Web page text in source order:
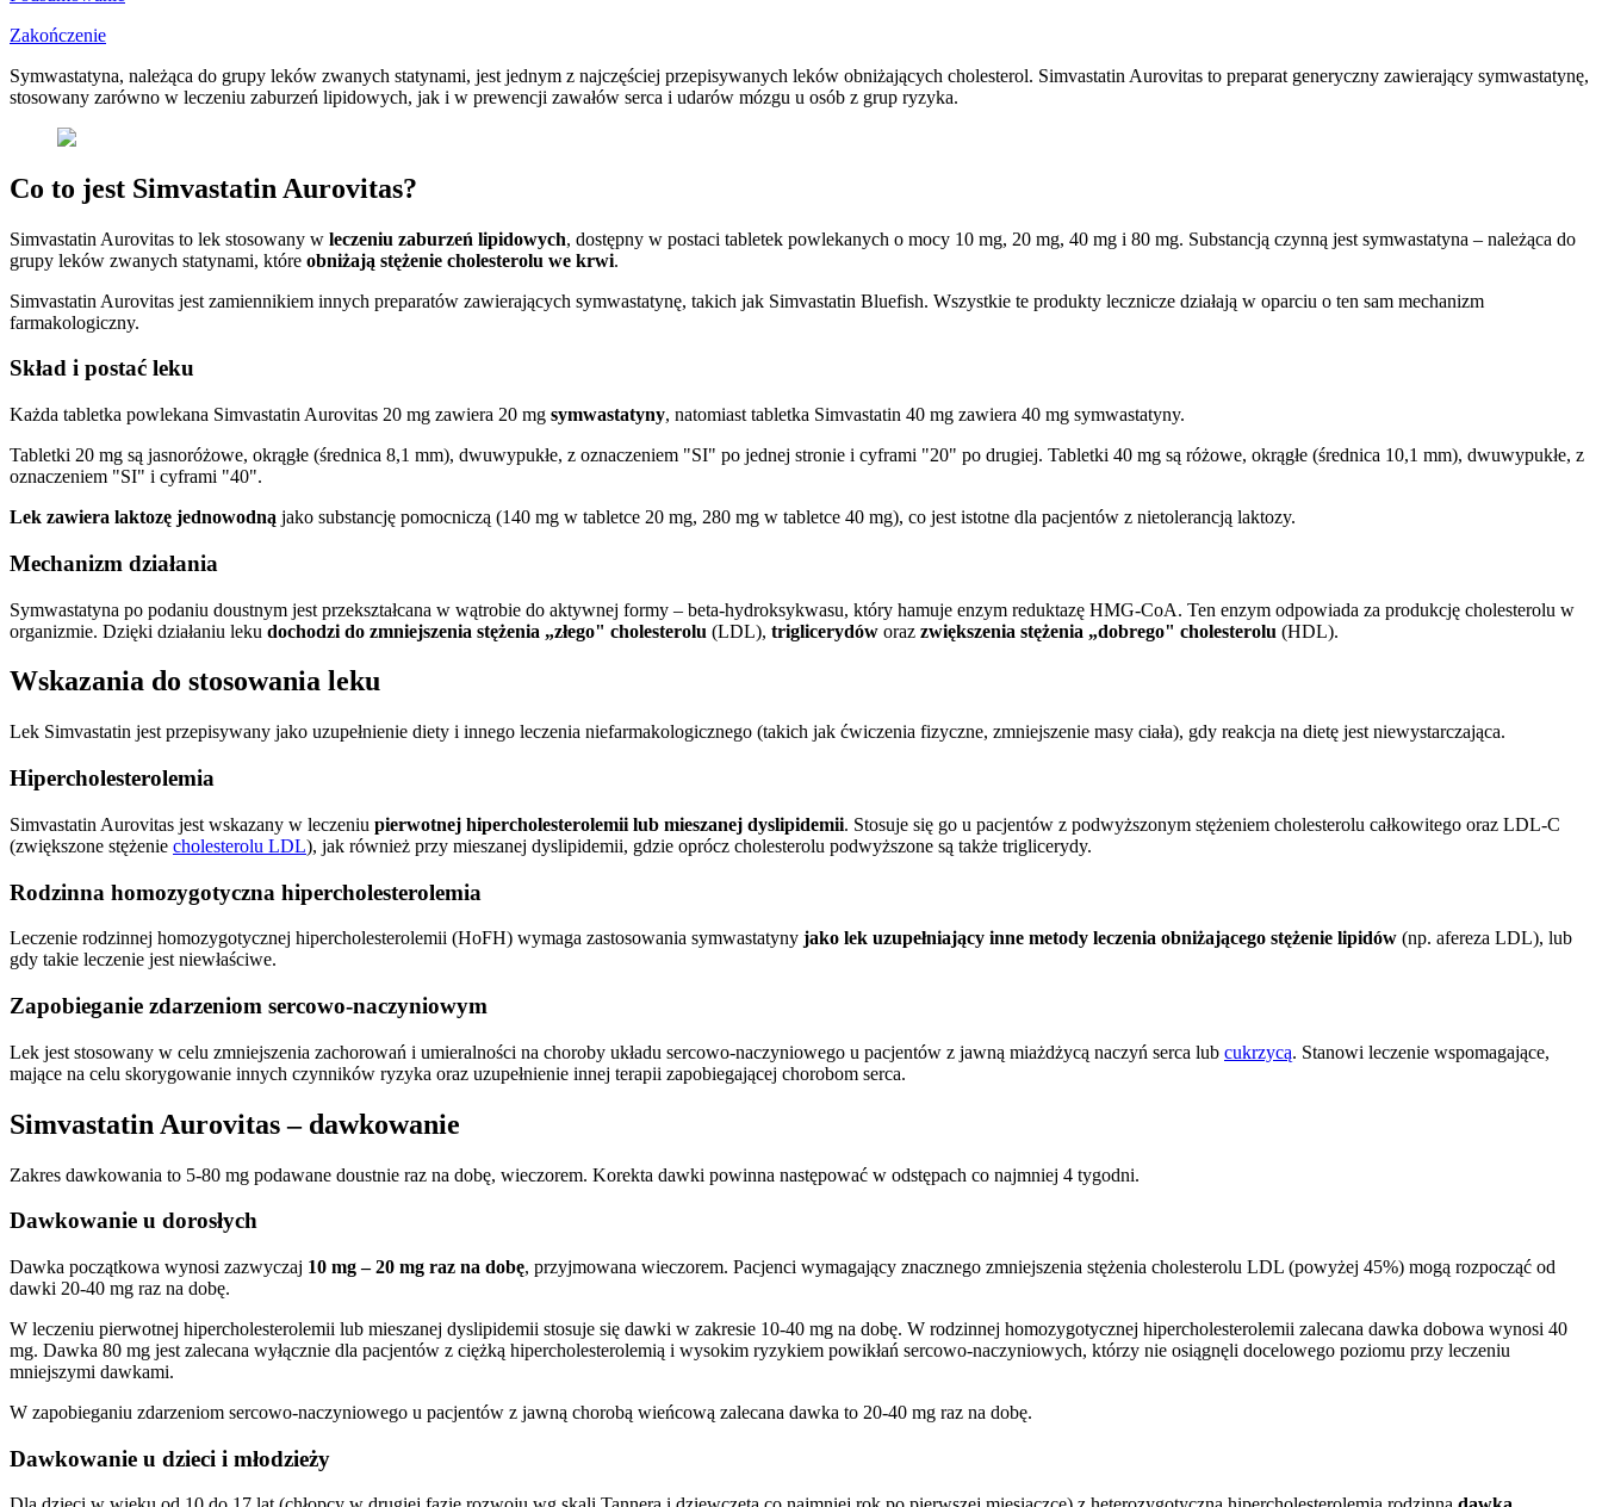
Zakończenie
Symwastatyna, należąca do grupy leków zwanych statynami, jest jednym z najczęściej przepisywanych leków obniżających cholesterol. Simvastatin Aurovitas to preparat generyczny zawierający symwastatynę,
stosowany zarówno w leczeniu zaburzeń lipidowych, jak i w prewencji zawałów serca i udarów mózgu u osób z grup ryzyka.
Co to jest Simvastatin Aurovitas?
Simvastatin Aurovitas to lek stosowany w leczeniu zaburzeń lipidowych, dostępny w postaci tabletek powlekanych o mocy 10 mg, 20 mg, 40 mg i 80 mg. Substancją czynną jest symwastatyna – należąca do
grupy leków zwanych statynami, które obniżają stężenie cholesterolu we krwi.
Simvastatin Aurovitas jest zamiennikiem innych preparatów zawierających symwastatynę, takich jak Simvastatin Bluefish. Wszystkie te produkty lecznicze działają w oparciu o ten sam mechanizm
farmakologiczny.
Skład i postać leku
Każda tabletka powlekana Simvastatin Aurovitas 20 mg zawiera 20 mg symwastatyny, natomiast tabletka Simvastatin 40 mg zawiera 40 mg symwastatyny.
Tabletki 20 mg są jasnoróżowe, okrągłe (średnica 8,1 mm), dwuwypukłe, z oznaczeniem "SI" po jednej stronie i cyframi "20" po drugiej. Tabletki 40 mg są różowe, okrągłe (średnica 10,1 mm), dwuwypukłe, z
oznaczeniem "SI" i cyframi "40".
Lek zawiera laktozę jednowodną jako substancję pomocniczą (140 mg w tabletce 20 mg, 280 mg w tabletce 40 mg), co jest istotne dla pacjentów z nietolerancją laktozy.
Mechanizm działania
Symwastatyna po podaniu doustnym jest przekształcana w wątrobie do aktywnej formy – beta-hydroksykwasu, który hamuje enzym reduktazę HMG-CoA. Ten enzym odpowiada za produkcję cholesterolu w
organizmie. Dzięki działaniu leku dochodzi do zmniejszenia stężenia „złego" cholesterolu (LDL), triglicerydów oraz zwiększenia stężenia „dobrego" cholesterolu (HDL).
Wskazania do stosowania leku
Lek Simvastatin jest przepisywany jako uzupełnienie diety i innego leczenia niefarmakologicznego (takich jak ćwiczenia fizyczne, zmniejszenie masy ciała), gdy reakcja na dietę jest niewystarczająca.
Hipercholesterolemia
Simvastatin Aurovitas jest wskazany w leczeniu pierwotnej hipercholesterolemii lub mieszanej dyslipidemii. Stosuje się go u pacjentów z podwyższonym stężeniem cholesterolu całkowitego oraz LDL-C
(zwiększone stężenie cholesterolu LDL), jak również przy mieszanej dyslipidemii, gdzie oprócz cholesterolu podwyższone są także triglicerydy.
Rodzinna homozygotyczna hipercholesterolemia
Leczenie rodzinnej homozygotycznej hipercholesterolemii (HoFH) wymaga zastosowania symwastatyny jako lek uzupełniający inne metody leczenia obniżającego stężenie lipidów (np. afereza LDL), lub
gdy takie leczenie jest niewłaściwe.
Zapobieganie zdarzeniom sercowo-naczyniowym
Lek jest stosowany w celu zmniejszenia zachorowań i umieralności na choroby układu sercowo-naczyniowego u pacjentów z jawną miażdżycą naczyń serca lub cukrzycą. Stanowi leczenie wspomagające,
mające na celu skorygowanie innych czynników ryzyka oraz uzupełnienie innej terapii zapobiegającej chorobom serca.
Simvastatin Aurovitas – dawkowanie
Zakres dawkowania to 5-80 mg podawane doustnie raz na dobę, wieczorem. Korekta dawki powinna następować w odstępach co najmniej 4 tygodni.
Dawkowanie u dorosłych
Dawka początkowa wynosi zazwyczaj 10 mg – 20 mg raz na dobę, przyjmowana wieczorem. Pacjenci wymagający znacznego zmniejszenia stężenia cholesterolu LDL (powyżej 45%) mogą rozpocząć od
dawki 20-40 mg raz na dobę.
W leczeniu pierwotnej hipercholesterolemii lub mieszanej dyslipidemii stosuje się dawki w zakresie 10-40 mg na dobę. W rodzinnej homozygotycznej hipercholesterolemii zalecana dawka dobowa wynosi 40
mg. Dawka 80 mg jest zalecana wyłącznie dla pacjentów z ciężką hipercholesterolemią i wysokim ryzykiem powikłań sercowo-naczyniowych, którzy nie osiągnęli docelowego poziomu przy leczeniu
mniejszymi dawkami.
W zapobieganiu zdarzeniom sercowo-naczyniowego u pacjentów z jawną chorobą wieńcową zalecana dawka to 20-40 mg raz na dobę.
Dawkowanie u dzieci i młodzieży